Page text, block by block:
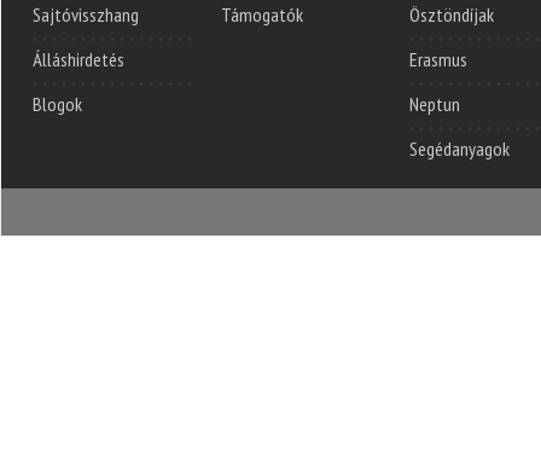
Sajtóvisszhang
Álláshirdetés
Blogok
Támogatók
Ösztöndíjak
Erasmus
Neptun
Segédanyagok